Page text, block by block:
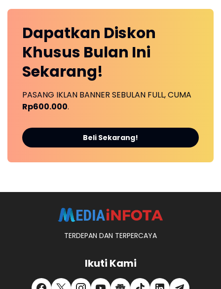
Dapatkan Diskon
Khusus Bulan Ini
Sekarang!
PASANG IKLAN BANNER SEBULAN FULL, CUMA
Rp600.000.
Beli Sekarang!
TERDEPAN DAN TERPERCAYA
Ikuti Kami